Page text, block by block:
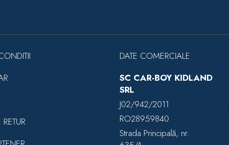
DATE COMERCIALE
SC CAR-BOY KIDLAND
SRL
J02/942/2011
RO28959840
Strada Principală, nr.